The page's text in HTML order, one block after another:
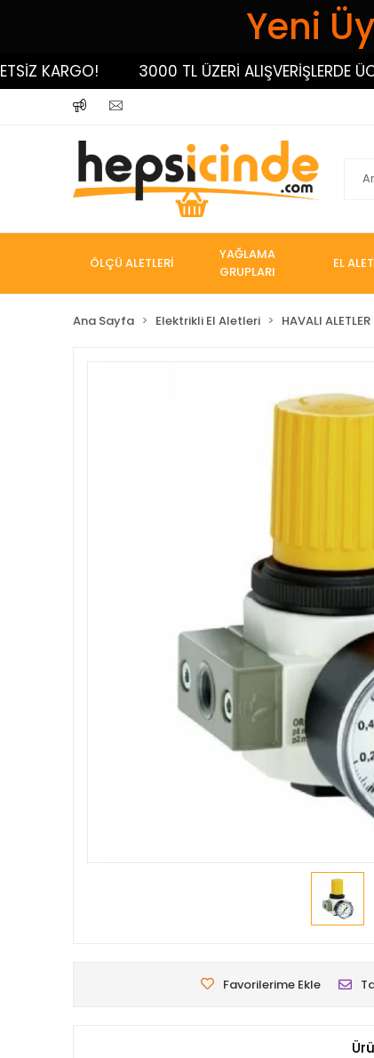
Yeni
KARGO! 3000 TL ÜZERİ ALIŞVERİŞLERDE
ÖLÇÜ ALETLERİ
YAĞLAMA
GRUPLARI
EL
Ana Sayfa Elektrikli El Aletleri HAVALI ALETLER
Favorilerime Ekle